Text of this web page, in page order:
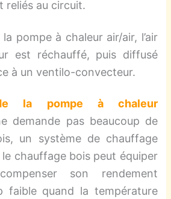
reliés au circuit.
pompe à chaleur air/air, l’air
est réchauffé, puis diffusé
à un ventilo-convecteur.
de la pompe à chaleur
demande pas beaucoup de
un système de chauffage
le chauffage bois peut équiper
son rendement
faible quand la température